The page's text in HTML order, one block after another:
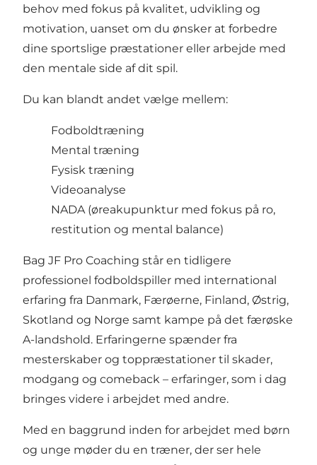
behov med fokus på kvalitet, udvikling og
motivation, uanset om du ønsker at forbedre
dine sportslige præstationer eller arbejde med
den mentale side af dit spil.
Du kan blandt andet vælge mellem:
Fodboldtræning
Mental træning
Fysisk træning
Videoanalyse
NADA (øreakupunktur med fokus på ro,
restitution og mental balance)
Bag JF Pro Coaching står en tidligere
professionel fodboldspiller med international
erfaring fra Danmark, Færøerne, Finland, Østrig,
Skotland og Norge samt kampe på det færøske
A-landshold. Erfaringerne spænder fra
mesterskaber og toppræstationer til skader,
modgang og comeback – erfaringer, som i dag
bringes videre i arbejdet med andre.
Med en baggrund inden for arbejdet med børn
og unge møder du en træner, der ser hele